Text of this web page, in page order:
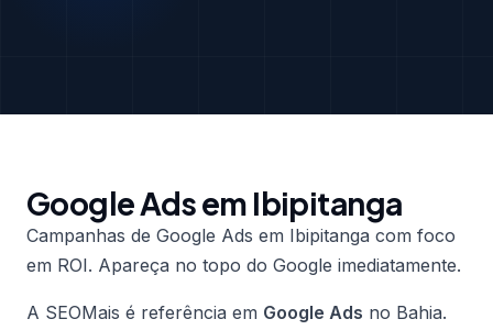
Google Ads em Ibipitanga
Campanhas de Google Ads em Ibipitanga com foco
em ROI. Apareça no topo do Google imediatamente.
A SEOMais é referência em Google Ads no Bahia.